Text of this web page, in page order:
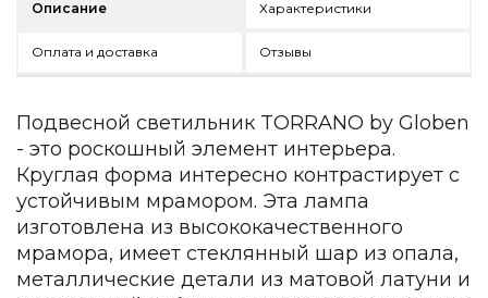
Зеленые стены
Подбор, производство и комплектация по вашему
Дизайнерские ванны
Подбор, производство и комплектация по вашему
Отделка и ремонт
Стены
Акустические панели
Описание Характеристики
Оплата и доставка Отзывы
Подвесной светильник TORRANO by Globen
- это роскошный элемент интерьера.
Круглая форма интересно контрастирует с
устойчивым мрамором. Эта лампа
изготовлена из высококачественного
мрамора, имеет стеклянный шар из опала,
металлические детали из матовой латуни и